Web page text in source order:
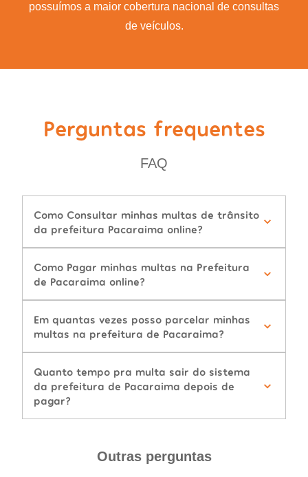
possuímos a maior cobertura nacional de consultas
de veículos.
Perguntas frequentes
FAQ
Como Consultar minhas multas de trânsito
da prefeitura Pacaraima online?
Como Pagar minhas multas na Prefeitura
de Pacaraima online?
Em quantas vezes posso parcelar minhas
multas na prefeitura de Pacaraima?
Quanto tempo pra multa sair do sistema
da prefeitura de Pacaraima depois de
pagar?
Outras perguntas